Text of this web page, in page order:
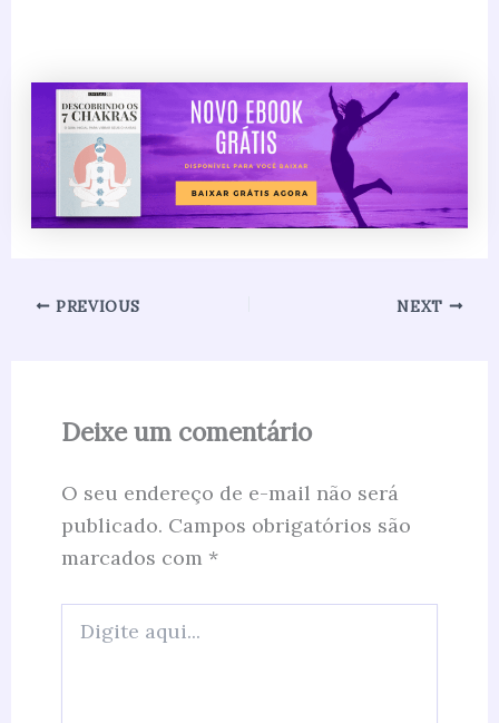
PREVIOUS NEXT
Deixe um comentário
O seu endereço de e-mail não será
publicado. Campos obrigatórios são
marcados com *
aqui...